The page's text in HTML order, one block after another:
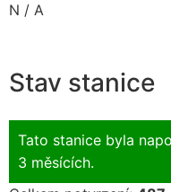
N / A
Stav stanice
Tato stanice byla
3 měsících.